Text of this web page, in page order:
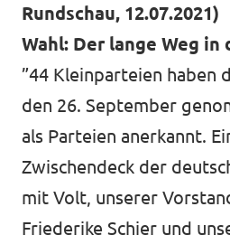
Rundschau, 12.07.2021)
Wahl: Der lange Weg in
”44 Kleinparteien haben
den 26. September
als Parteien anerkannt.
Zwischendeck der
mit Volt, unserer
Friederike Schier und